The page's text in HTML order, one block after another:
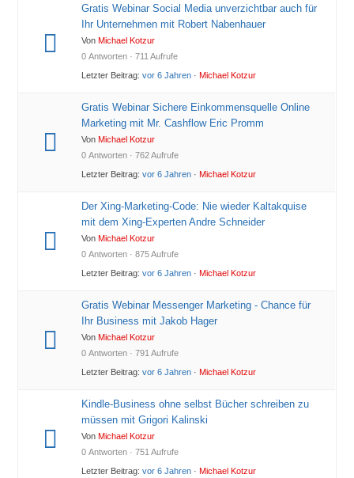
Gratis Webinar Social Media unverzichtbar auch für
Ihr Unternehmen mit Robert Nabenhauer
VonMichael Kotzur
0 Antworten · 711 Aufrufe
Letzter Beitrag:vor 6 Jahren ·Michael Kotzur
Gratis Webinar Sichere Einkommensquelle Online
Marketing mit Mr. Cashflow Eric Promm
VonMichael Kotzur
0 Antworten · 762 Aufrufe
Letzter Beitrag:vor 6 Jahren ·Michael Kotzur
Der Xing-Marketing-Code: Nie wieder Kaltakquise
mit dem Xing-Experten Andre Schneider
VonMichael Kotzur
0 Antworten · 875 Aufrufe
Letzter Beitrag:vor 6 Jahren ·Michael Kotzur
Gratis Webinar Messenger Marketing - Chance für
Ihr Business mit Jakob Hager
VonMichael Kotzur
0 Antworten · 791 Aufrufe
Letzter Beitrag:vor 6 Jahren ·Michael Kotzur
Kindle-Business ohne selbst Bücher schreiben zu
müssen mit Grigori Kalinski
VonMichael Kotzur
0 Antworten · 751 Aufrufe
Letzter Beitrag:vor 6 Jahren ·Michael Kotzur